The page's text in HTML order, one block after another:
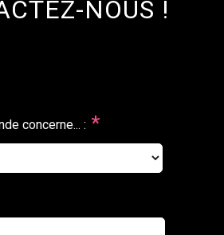
NOUS !
concerne... : *